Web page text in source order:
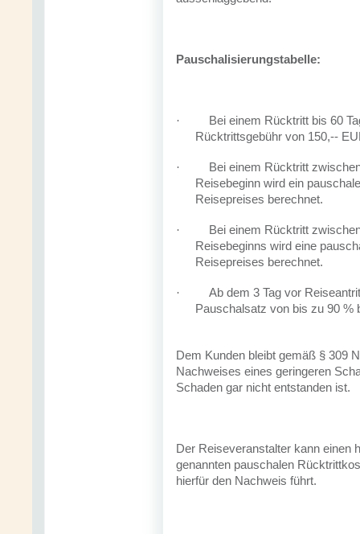
Pauschalisierungstabelle:
·
Bei einem Rücktritt bis 60
Rücktrittsgebühr von 150,--
·
Bei einem Rücktritt
Reisebeginn wird ein
Reisepreises berechnet.
·
Bei einem Rücktritt
Reisebeginns wird eine
Reisepreises berechnet.
·
Ab dem 3 Tag vor
Pauschalsatz von bis zu 90 %
Dem Kunden bleibt gemäß § 309
Nachweises eines geringeren
Schaden gar nicht entstanden ist.
Der Reiseveranstalter kann einen
genannten pauschalen
hierfür den Nachweis führt.